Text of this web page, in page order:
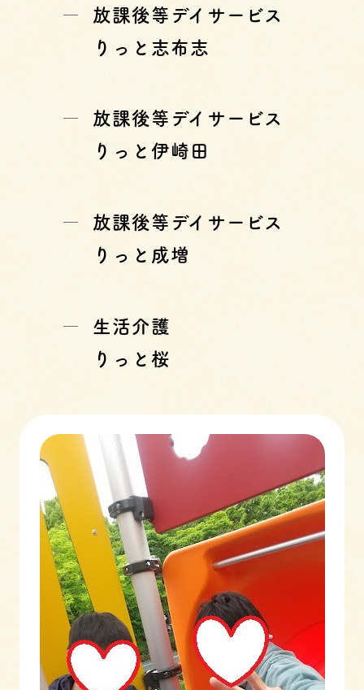
放課後等デイサービス
りっと志布志
放課後等デイサービス
りっと伊崎田
放課後等デイサービス
りっと成増
生活介護
りっと桜